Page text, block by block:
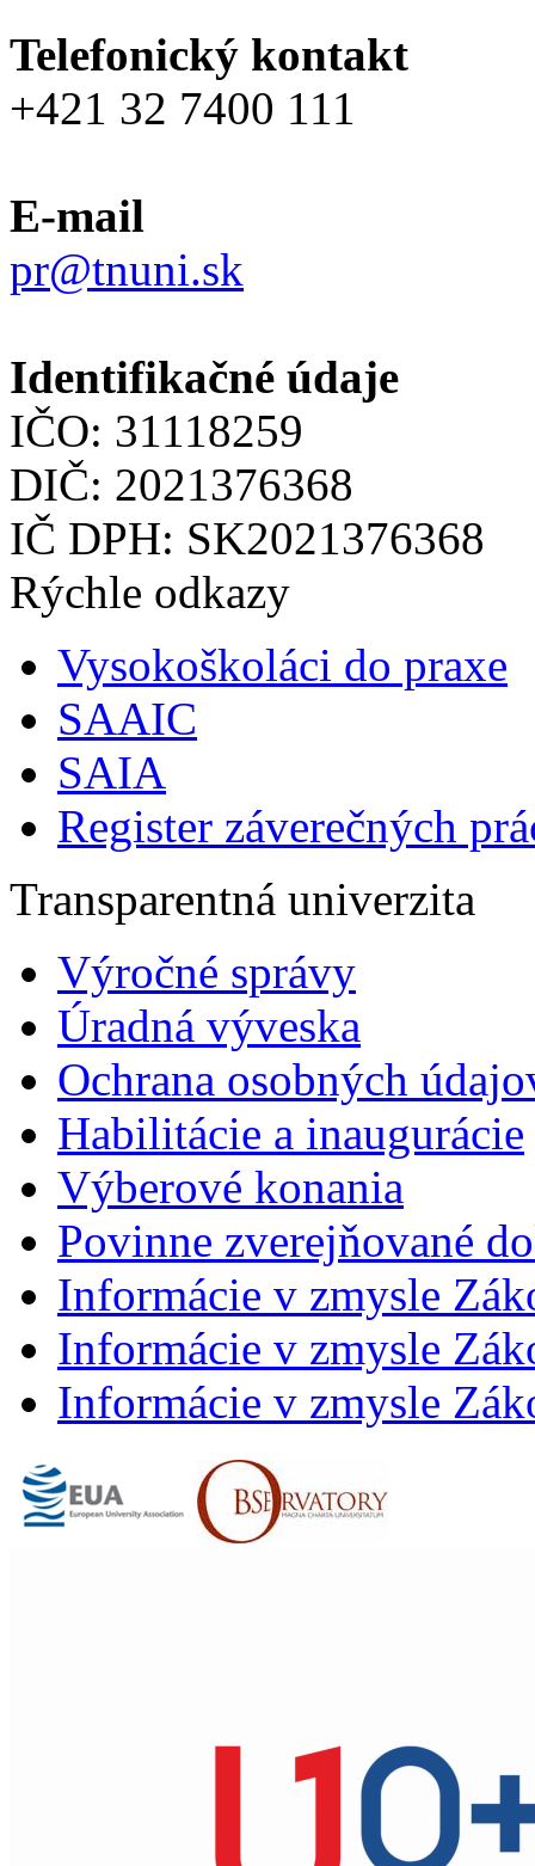
Telefonický kontakt
+421 32 7400 111
E-mail
pr@tnuni.sk
Identifikačné údaje
IČO: 31118259
DIČ: 2021376368
IČ DPH: SK2021376368
Rýchle odkazy
Vysokoškoláci do praxe
SAAIC
SAIA
Register záverečných
Transparentná univerzita
Výročné správy
Úradná výveska
Ochrana osobných
Habilitácie a inaugurácie
Výberové konania
Povinne zverejňované
Informácie v zmysle
Informácie v zmysle
Informácie v zmysle